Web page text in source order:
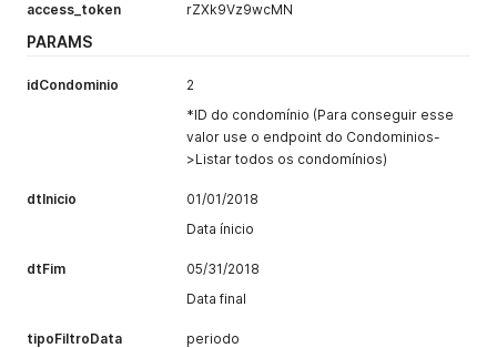
access_token rZXk9Vz9wcMN
PARAMS
idCondominio
2
*ID do condomínio (Para conseguir esse
valor use o endpoint do Condominios-
>Listar todos os condomínios)
dtInicio
01/01/2018
Data ínicio
dtFim
05/31/2018
Data final
tipoFiltroData periodo